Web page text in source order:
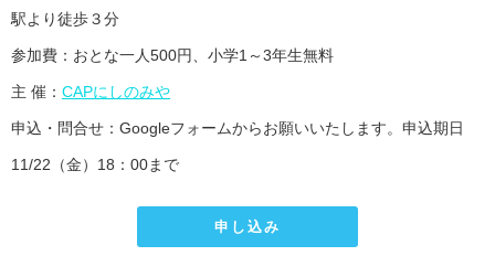
駅より徒歩３分
参加費：おとな一人500円、小学1～3年生無料
主 催： CAPにしのみや
申込・問合せ：Googleフォームからお願いいたします。申込期日
11/22（金）18：00まで
申し込み